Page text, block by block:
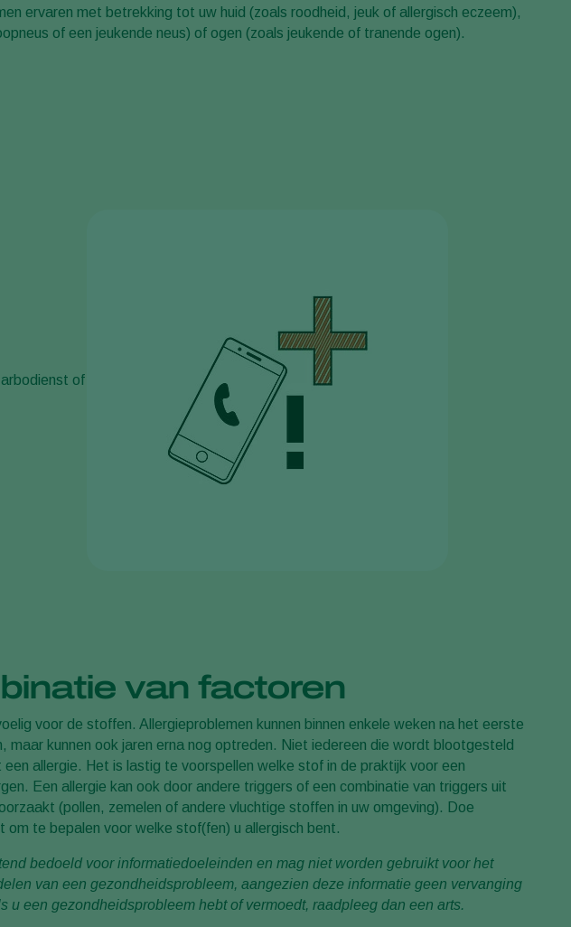
ervaren met betrekking tot uw huid (zoals roodheid, jeuk of allergisch eczeem),
of een jeukende neus) of ogen (zoals jeukende of tranende ogen).
of
van factoren
voor de stoffen. Allergieproblemen kunnen binnen enkele weken na het eerste
maar kunnen ook jaren erna nog optreden. Niet iedereen die wordt blootgesteld
een allergie. Het is lastig te voorspellen welke stof in de praktijk voor een
Een allergie kan ook door andere triggers of een combinatie van triggers uit
(pollen, zemelen of andere vluchtige stoffen in uw omgeving). Doe
om te bepalen voor welke stof(fen) u allergisch bent.
bedoeld voor informatiedoeleinden en mag niet worden gebruikt voor het
van een gezondheidsprobleem, aangezien deze informatie geen vervanging
u een gezondheidsprobleem hebt of vermoedt, raadpleeg dan een arts.